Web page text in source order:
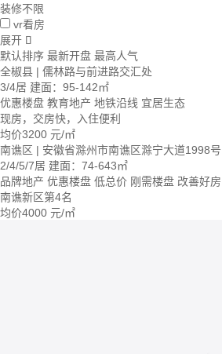
装修不限
vr看房
展开 
默认排序 最新开盘 最高人气
全椒县 | 儒林路与前进路交汇处
3/4居 建面：95-142㎡
优惠楼盘 教育地产 地铁沿线 宜居生态
现房，交房快，入住便利
均价3200 元/㎡
南谯区 | 安徽省滁州市南谯区滁宁大道1998号
2/4/5/7居 建面：74-643㎡
品牌地产 优惠楼盘 低总价 刚需楼盘 改善好房
南谯新区第4名
均价4000 元/㎡